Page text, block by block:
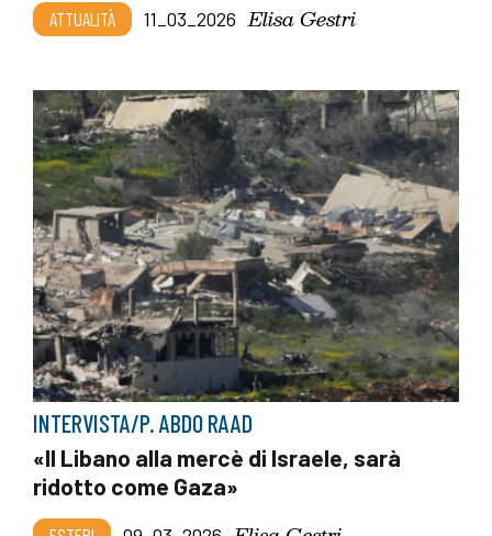
ATTUALITÀ 11_03_2026 Elisa Gestri
INTERVISTA/P. ABDO RAAD
«Il Libano alla mercè di Israele, sarà
ridotto come Gaza»